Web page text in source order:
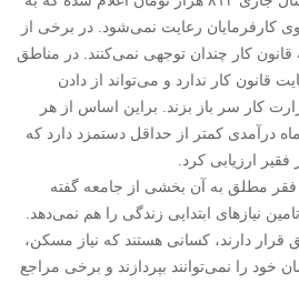
کارفرمایان رعایت نمی‌شود. در برخی از
قانون کار چندان توجهی نمی‌کنند. در مناطق
قانون کار ندارد و می‌تواند از دادن
کار سر باز بزند. براین اساس از هر
خانواده در ماه درآمدی کمتر از حداقل دستمزد دارد که
فقیر ارزیابی کرد.
مطلق به آن بخشی از جامعه گفته
نیازهای ابتدایی زندگی را هم نمی‌دهد.
دارند، کسانی هستند که نیاز مسکن،
خود را نمی‌توانند بپردازند و برخی مراجع